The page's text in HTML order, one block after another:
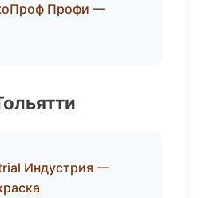
Профи —
Индустрия —